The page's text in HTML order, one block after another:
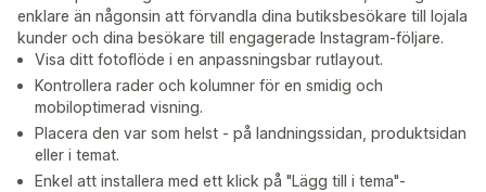
enklare än någonsin att förvandla dina butiksbesökare till lojala
kunder och dina besökare till engagerade Instagram-följare.
Visa ditt fotoflöde i en anpassningsbar rutlayout.
Kontrollera rader och kolumner för en smidig och
mobiloptimerad visning.
Placera den var som helst - på landningssidan, produktsidan
eller i temat.
Enkel att installera med ett klick på "Lägg till i tema"-